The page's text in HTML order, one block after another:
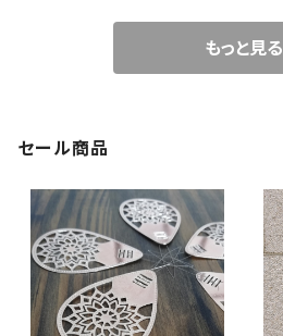
もっと見る
セール商品